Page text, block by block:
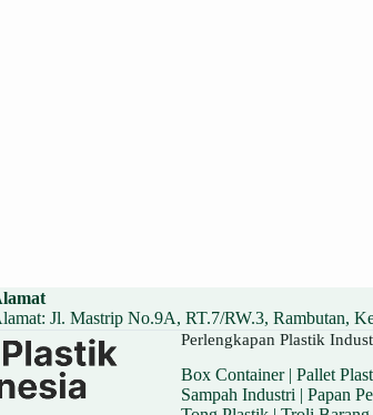
Jl. Mastrip No.9A, RT.7/RW.3, Rambutan,
Perlengkapan Plastik
Box Container| Pallet
Sampah Industri | Papan